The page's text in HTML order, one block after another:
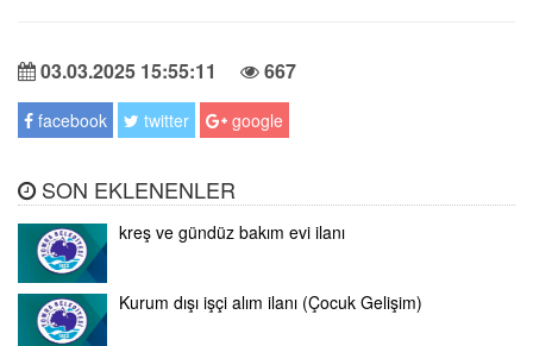
03.03.2025 15:55:11 667
facebook twitter google
SON EKLENENLER
kreş ve gündüz bakım evi ilanı
Kurum dışı işçi alım ilanı (Çocuk Gelişim)